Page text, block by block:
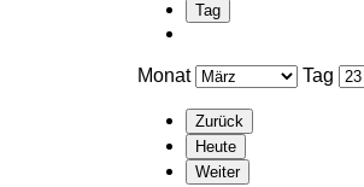
Tag
Monat Tag
Zurück
Heute
Weiter